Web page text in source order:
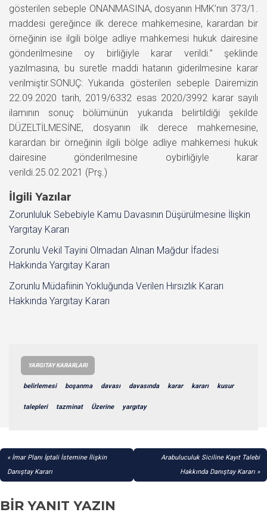
gösterilen sebeple ONANMASINA, dosyanın HMK’nın 373/1.
maddesi gereğince ilk derece mahkemesine, karardan bir
örneğinin ise ilgili bölge adliye mahkemesi hukuk dairesine
gönderilmesine oy birliğiyle karar verildi.” şeklinde
yazılmasına, bu suretle maddi hatanın giderilmesine karar
verilmiştir.SONUÇ: Yukarıda gösterilen sebeple Dairemizin
22.09.2020 tarih, 2019/6332 esas 2020/3992 karar sayılı
ilamının sonuç bölümünün yukarıda belirtildiği şekilde
DÜZELTİLMESİNE, dosyanın ilk derece mahkemesine,
karardan bir örneğinin ilgili bölge adliye mahkemesi hukuk
dairesine gönderilmesine oybirliğiyle karar
verildi.25.02.2021 (Prş.)
İlgili Yazılar
Zorunluluk Sebebiyle Kamu Davasının Düşürülmesine İlişkin
Yargıtay Kararı
Zorunlu Vekil Tayini Olmadan Alınan Mağdur İfadesi
Hakkında Yargıtay Kararı
Zorunlu Müdafiinin Yokluğunda Verilen Hırsızlık Kararı
Hakkında Yargıtay Kararı
YARGITAY KARARLARI
belirlemesi boşanma davası davasında karar kararı kusur
talepleri tazminat Üzerine yargıtay
YAZI
GEZINMESI
İmar Planı İptali İstemine İlişkin
Danıştay Kararı
Arabuluculuk Siciline Kayıt Talebi
Hakkında Danıştay Kararı
BIR YANIT YAZIN